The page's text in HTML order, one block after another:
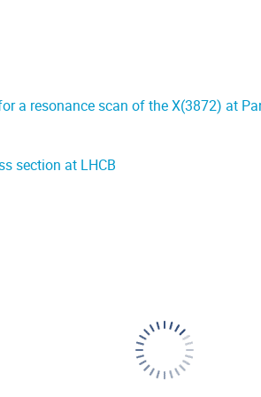
a resonance scan of the X(3872) at
section at LHCB